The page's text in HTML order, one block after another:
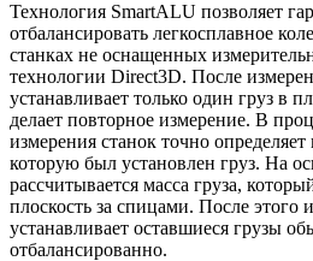
Технология SmartALU позволяет
отбалансировать легкосплавное
станках не оснащенных
технологии Direct3D. После
устанавливает только один груз в
делает повторное измерение. В
измерения станок точно
которую был установлен груз. На
рассчитывается масса груза,
плоскость за спицами. После этого
устанавливает оставшиеся грузы
отбалансированно.